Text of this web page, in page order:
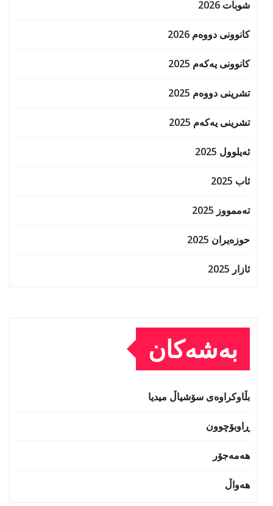
شوبات 2026
کانوونی دووەم 2026
کانوونی یەکەم 2025
تشرینی دووەم 2025
تشرینی یەکەم 2025
ئەیلوول 2025
ئاب 2025
تەممووز 2025
حوزه‌یران 2025
ئازار 2025
بەشەکان
بڵاوکراوەی سۆشیاڵ میدیا
ڕاوبۆچوون
هەمەجۆر
هەواڵ